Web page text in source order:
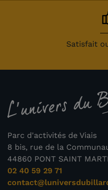
Satisfait
Parc d'activités de Viais
8 bis, rue de la
44860 PONT SAINT
02 40 59 29 71